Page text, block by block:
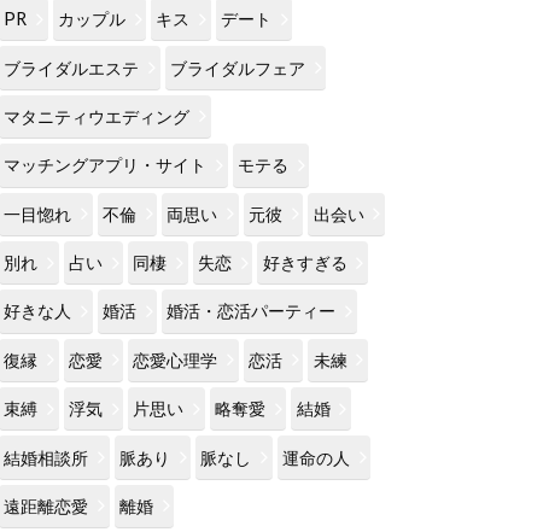
PR カップル キス デート
ブライダルエステ ブライダルフェア
マタニティウエディング
マッチングアプリ・サイト モテる
一目惚れ 不倫 両思い 元彼 出会い
別れ 占い 同棲 失恋 好きすぎる
好きな人 婚活 婚活・恋活パーティー
復縁 恋愛 恋愛心理学 恋活 未練
束縛 浮気 片思い 略奪愛 結婚
結婚相談所 脈あり 脈なし 運命の人
遠距離恋愛 離婚